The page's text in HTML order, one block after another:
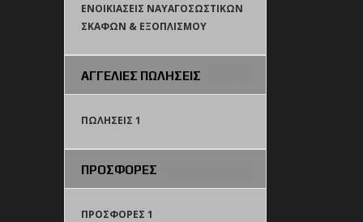
ΕΝΟΙΚΙΑΣΕΙΣ ΝΑΥΑΓΟΣΩΣΤΙΚΩΝ
ΣΚΑΦΩΝ & ΕΞΟΠΛΙΣΜΟΥ
ΑΓΓΕΛΙΕΣ ΠΩΛΗΣΕΙΣ
ΠΩΛΗΣΕΙΣ 1
ΠΡΟΣΦΟΡΕΣ
ΠΡΟΣΦΟΡΕΣ 1